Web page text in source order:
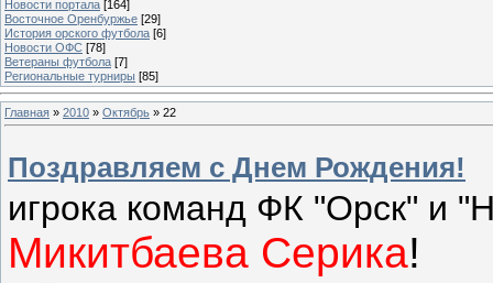
Новости портала [164]
Восточное Оренбуржье [29]
История орского футбола [6]
Новости ОФС [78]
Ветераны футбола [7]
Региональные турниры [85]
Главная » 2010 » Октябрь » 22
Поздравляем с Днем Рождения!
игрока команд ФК "Орск" и
Микитбаева Серика!